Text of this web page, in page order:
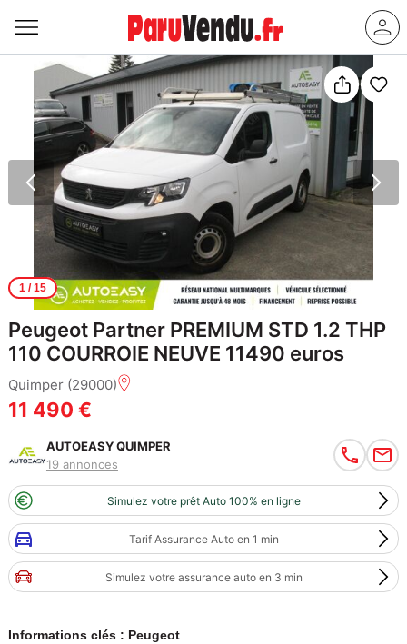
1/ 15
Peugeot Partner PREMIUM STD 1.2 THP
110 COURROIE NEUVE 11490 euros
Quimper (29000)
11 490 €
AUTOEASY QUIMPER
19 annonces
Simulez votre prêt Auto 100% en ligne
Tarif Assurance Auto en 1 min
Simulez votre assurance auto en 3 min
Informations clés : Peugeot